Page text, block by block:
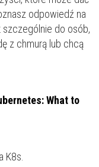
odpowiedź na
szczególnie do osób,
z chmurą lub chcą
What to
K8s.